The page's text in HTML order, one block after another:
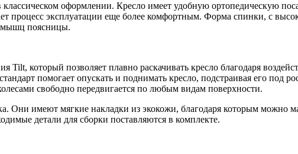
оформлении. Кресло имеет удобную ортопедическую
процесс эксплуатации еще более комфортным. Форма спинки, с
мышц поясницы.
который позволяет плавно раскачивать кресло благодаря
помогает опускать и поднимать кресло, подстраивая его под
свободно передвигается по любым видам поверхности.
Они имеют мягкие накладки из экокожи, благодаря которым можно
детали для сборки поставляются в комплекте.